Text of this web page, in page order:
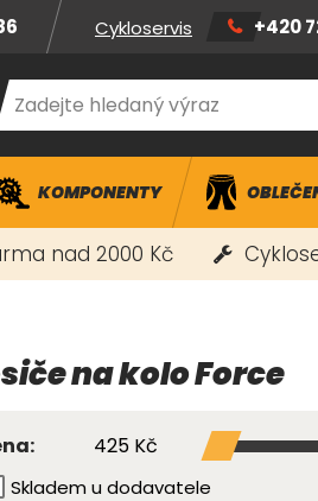
Cykloservis +420
KOMPONENTY
nad 2000 Kč
na kolo Force
425 Kč
Skladem u dodavatele